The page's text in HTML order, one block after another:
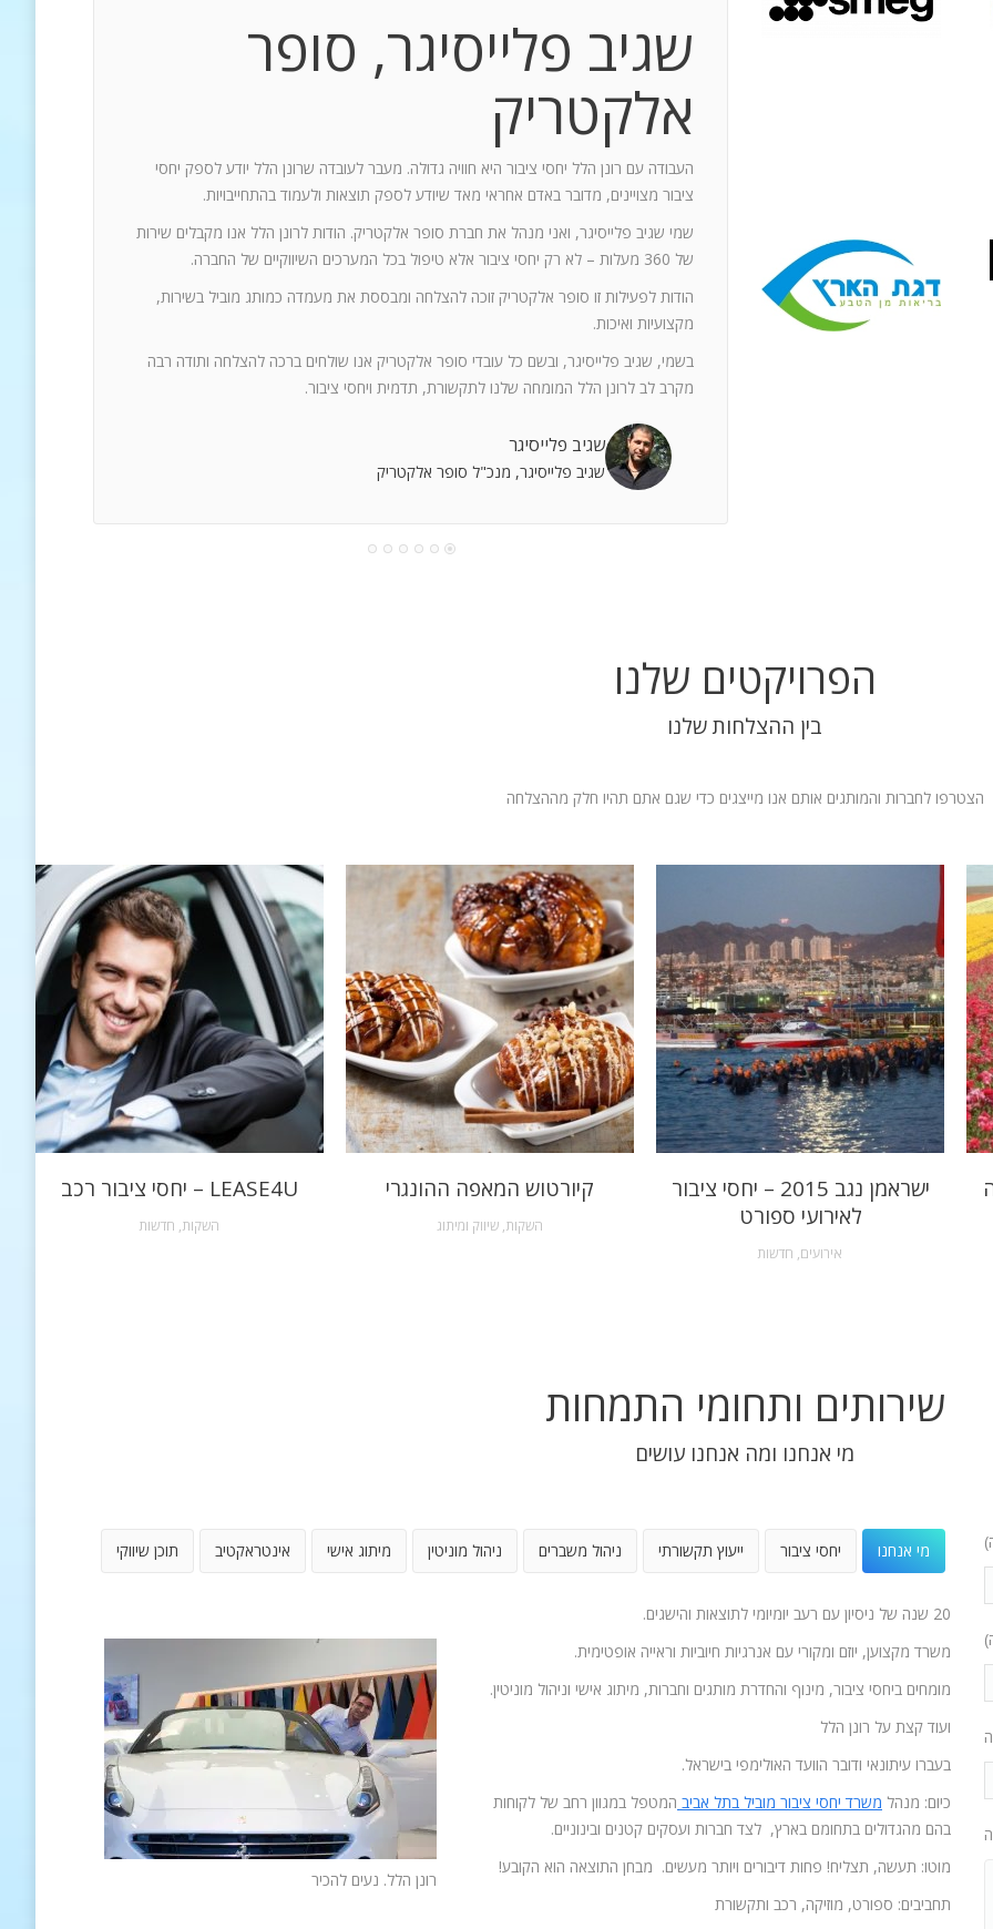
שגיב פלייסיגר, סופר
אלקטריק
העבודה עם רונן הלל יחסי ציבור היא חוויה גדולה. מעבר לעובדה שרונן הלל יודע לספק יחסי
ציבור מצויינים, מדובר באדם אחראי מאד שיודע לספק תוצאות ולעמוד בהתחייבויות.
שמי שגיב פלייסיגר, ואני מנהל את חברת סופר אלקטריק. הודות לרונן הלל אנו מקבלים שירות
של 360 מעלות – לא רק יחסי ציבור אלא טיפול בכל המערכים השיווקיים של החברה.
הודות לפעילות זו סופר אלקטריק זוכה להצלחה ומבססת את מעמדה כמותג מוביל בשירות,
מקצועיות ואיכות.
בשמי, שגיב פלייסיגר, ובשם כל עובדי סופר אלקטריק אנו שולחים ברכה להצלחה ותודה רבה
מקרב לב לרונן הלל המומחה שלנו לתקשורת, תדמית ויחסי ציבור.
שגיב פלייסיגר
שגיב פלייסיגר, מנכ"ל סופר אלקטריק
עבודה משותפת בת 10 שנים.
מספר תחנות: פארק מיני ישראל בלטרון,
, מדרבן ומייצר תקשורת יש
בך את היכולת להניע את כלל הצוות
חפץ ובקבועי זמן קצרים.
מימד פרסומי ומכיר את רזי הפעלתו. על אף
לצוות שלי ולי את התחושה, שרק אנו
שגורות בפיך. המאגר האנרגטי שלך בלתי
הפרויקטים שלנו
בין ההצלחות שלנו
הצטרפו לחברות והמותגים אותם אנו מייצגים כדי שגם אתם תהיו חלק מההצלחה
LEASE4U – יחסי ציבור רכב
השקות, חדשות
קיורטוש המאפה ההונגרי
השקות,שיווק ומיתוג
ישראמן נגב 2015 – יחסי ציבור
לאירועי ספורט
אירועים, חדשות
שירותים ותחומי התמחות
מי אנחנו ומה אנחנו עושים
מי אנחנו יחסי ציבור ייעוץ תקשורתי ניהול משברים ניהול מוניטין מיתוג אישי אינטראקטיב תוכן שיווקי
20 שנה של ניסיון עם רעב יומיומי לתוצאות והישגים.
רונן הלל. נעים להכיר
משרד מקצוען, יוזם ומקורי עם אנרגיות חיוביות וראייה אופטימית.
מומחים ביחסי ציבור, מינוף והחדרת מותגים וחברות, מיתוג אישי וניהול מוניטין.
ועוד קצת על רונן הלל
בעברו עיתונאי ודובר הוועד האולימפי בישראל.
כיום: מנהל משרד יחסי ציבור מוביל בתל אביב המטפל במגוון רחב של לקוחות
בהם מהגדולים בתחומם בארץ, לצד חברות ועסקים קטנים ובינוניים.
מוטו: תעשה, תצליח! פחות דיבורים ויותר מעשים. מבחן התוצאה הוא הקובע!
תחביבים: ספורט, מוזיקה, רכב ותקשורת